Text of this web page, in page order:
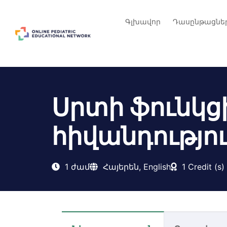
Գլխավոր
Սրտի
1 ժամ Հայերեն, English 1 Credit (s)